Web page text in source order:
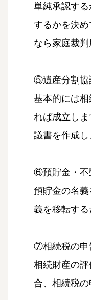
単純承認す
するかを決
なら家庭裁判
⑤遺産分割協
基本的には
れば成立し
議書を作成し
⑥預貯金・不
預貯金の名
義を移転する
⑦相続税の申
相続財産の
合、相続税の